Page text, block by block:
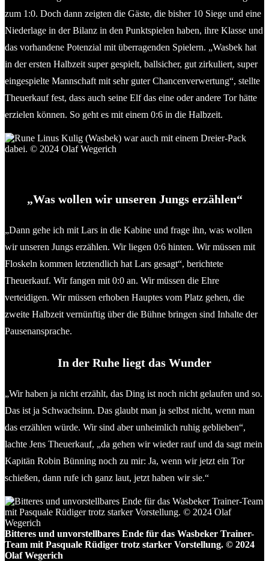
zum 1:0. Doch dann zeigten die Gäste, die bisher 10 Siege und eine
Niederlage in der Bilanz in den Punktspielen haben, ihre Klasse und
das vorhandene Potenzial mit überragenden Spielern. „Wasbek hat
in der ersten Halbzeit super gespielt, ballsicher, gut zirkuliert, super
eingespielte Mannschaft mit sehr guter Chancenverwertung“, stellte
Theuerkauf fest, dass auch seine Elf das eine oder andere Tor hätte
erzielen können. So geht es mit einem 0:6 in die Halbzeit.
„Was wollen wir unseren Jungs erzählen“
„Dann gehe ich mit Lars in die Kabine und frage ihn, was wollen
wir unseren Jungs erzählen. Wir liegen 0:6 hinten. Wir müssen mit
Floskeln kommen letztendlich hat Lars gesagt“, berichtete
Theuerkauf. Wir fangen mit 0:0 an. Wir müssen die Ehre
verteidigen. Wir müssen erhoben Hauptes vom Platz gehen, die
zweite Halbzeit vernünftig über die Bühne bringen sind Inhalte der
Pausenansprache.
In der Ruhe liegt das Wunder
„Wir haben ja nicht erzählt, das Ding ist noch nicht gelaufen und so.
Das ist ja Schwachsinn. Das glaubt man ja selbst nicht, wenn man
das erzählen würde. Wir sind aber unheimlich ruhig geblieben“,
lachte Jens Theuerkauf, „da gehen wir wieder rauf und da sagt mein
Kapitän Robin Bünning noch zu mir: Ja, wenn wir jetzt ein Tor
schießen, dann rufe ich ganz laut, jetzt haben wir sie.“
Bitteres und unvorstellbares Ende für das Wasbeker Trainer-
Team mit Pasquale Rüdiger trotz starker Vorstellung. © 2024
Olaf Wegerich